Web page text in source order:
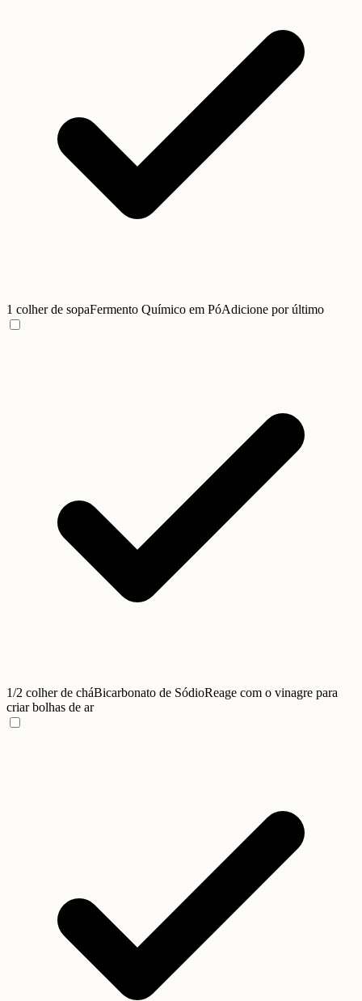
1 colher de sopaFermento Químico em PóAdicione por último
1/2 colher de cháBicarbonato de SódioReage com o vinagre para
criar bolhas de ar